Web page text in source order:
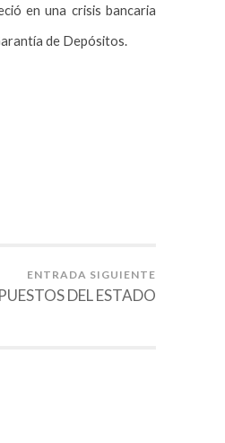
en una crisis bancaria
de Depósitos.
ENTRADA SIGUIENTE
DEL ESTADO